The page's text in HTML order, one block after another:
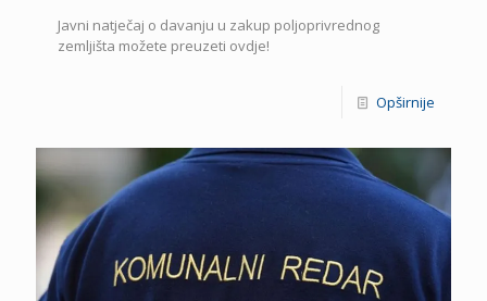
Javni natječaj o davanju u zakup poljoprivrednog
zemljišta možete preuzeti ovdje!
Opširnije